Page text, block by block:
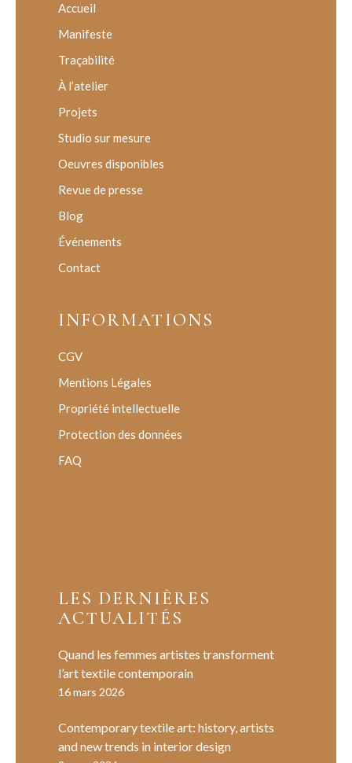
Accueil
Manifeste
Traçabilité
À l’atelier
Projets
Studio sur mesure
Oeuvres disponibles
Revue de presse
Blog
Événements
Contact
INFORMATIONS
CGV
Mentions Légales
Propriété intellectuelle
Protection des données
FAQ
LES DERNIÈRES
ACTUALITÉS
Quand les femmes artistes transforment
l’art textile contemporain
16 mars 2026
Contemporary textile art: history, artists
and new trends in interior design